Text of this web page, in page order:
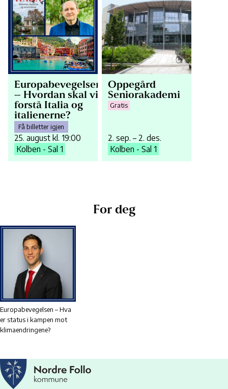
Europabevegelsen
– Hvordan skal vi
forstå Italia og
italienerne?
Få billetter igjen
25. august kl. 19:00
Kolben - Sal 1
Oppegård
Seniorakademi
Gratis
2. sep. – 2. des.
Kolben - Sal 1
For deg
Europabevegelsen – Hva
er status i kampen mot
klimaendringene?